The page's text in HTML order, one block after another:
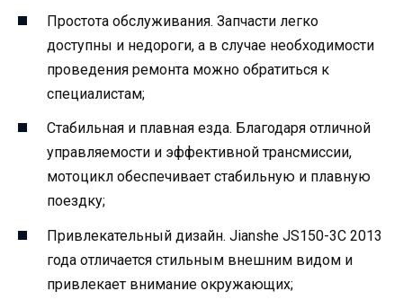
Простота обслуживания. Запчасти легко
доступны и недороги, а в случае необходимости
проведения ремонта можно обратиться к
специалистам;
Стабильная и плавная езда. Благодаря отличной
управляемости и эффективной трансмиссии,
мотоцикл обеспечивает стабильную и плавную
поездку;
Привлекательный дизайн. Jianshe JS150-3C 2013
года отличается стильным внешним видом и
привлекает внимание окружающих;